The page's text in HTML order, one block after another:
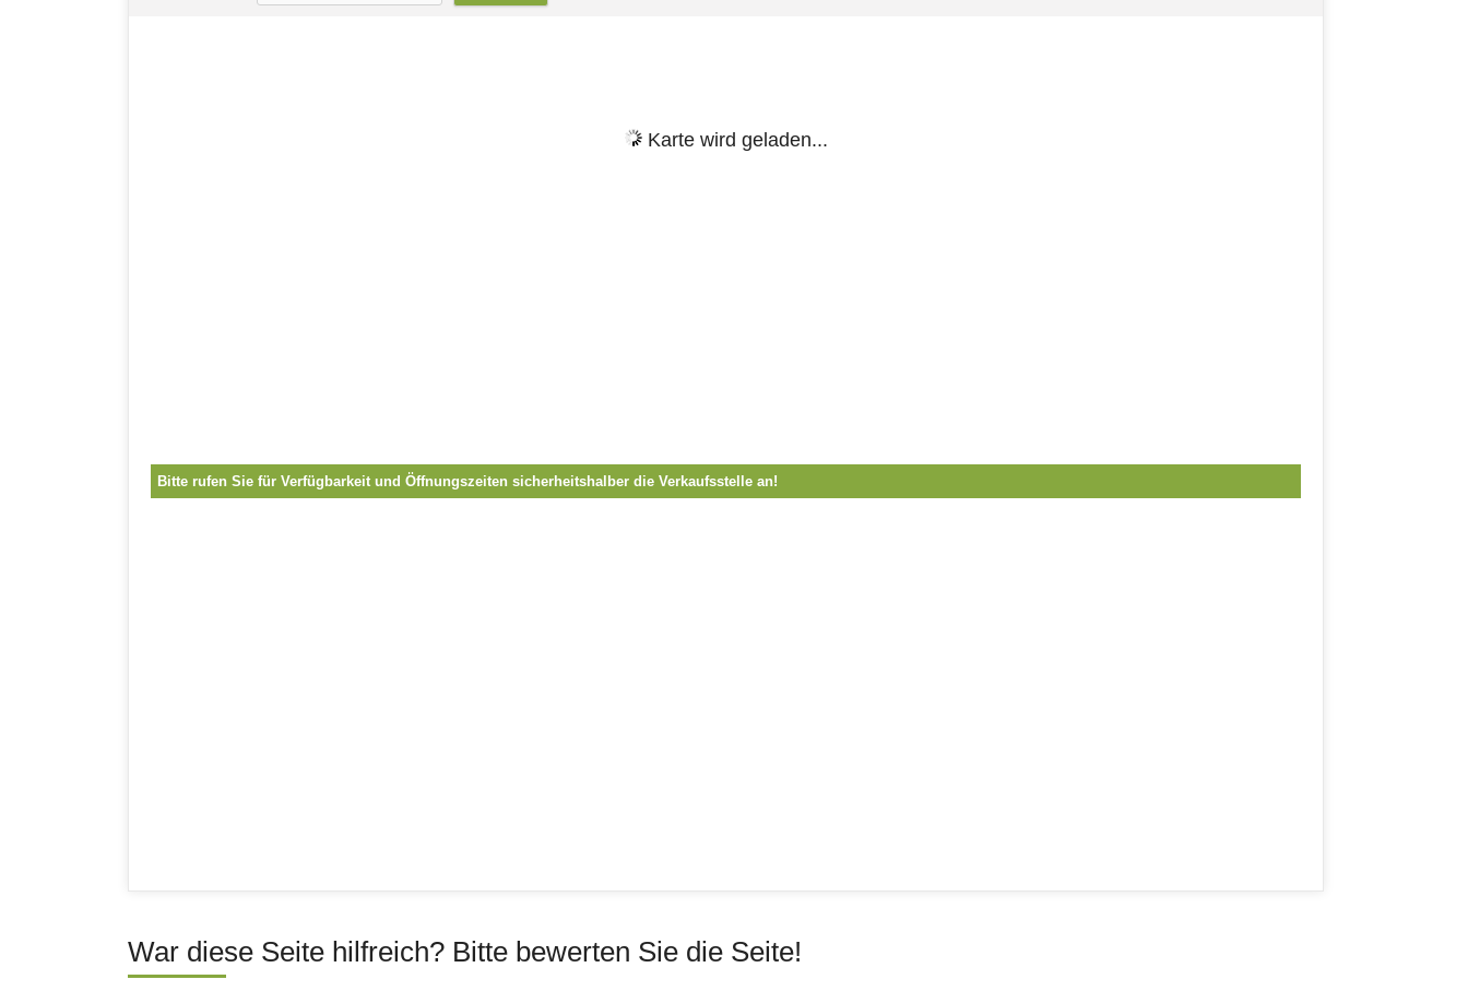
Karte wird geladen...
Bitte rufen Sie für Verfügbarkeit und Öffnungszeiten sicherheitshalber die Verkaufsstelle an!
War diese Seite hilfreich? Bitte bewerten Sie die Seite!